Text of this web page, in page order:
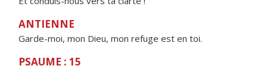
ANTIENNE
Garde-moi, mon Dieu, mon refuge est en toi.
PSAUME : 15